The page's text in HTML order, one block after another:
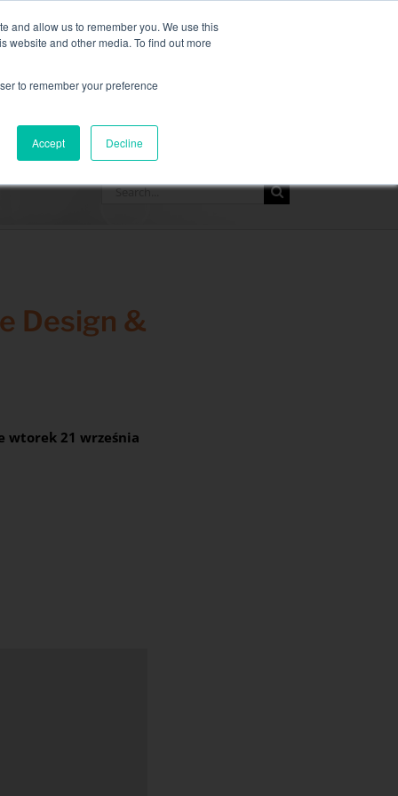
and allow us to remember you. We use this
website and other media. To find out more
to remember your preference
Accept Decline
cieczą, więcej informacji tutaj
ZASOBY KONTAKT
Search
Design &
wtorek 21 września